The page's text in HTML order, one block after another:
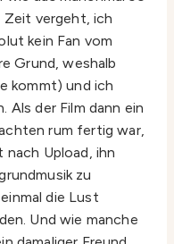
Zeit vergeht, ich
kein Fan vom
Grund, weshalb
kommt) und ich
Als der Film dann ein
rum fertig war,
Upload, ihn
zu
die Lust
Und wie manche